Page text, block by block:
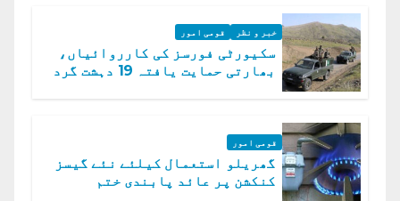
خبر و نظر قومی امور
سکیورٹی فورسز کی کارروائیاں،
بھارتی حمایت یافتہ 19 دہشت گرد
قومی امور
گھریلو استعمال کیلئے نئے گیسز
کنکشن پر عائد پابندی ختم